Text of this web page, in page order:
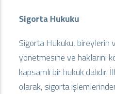
Sigorta Hukuku
Sigorta Hukuku, bireylerin
yönetmesine ve haklarını
kapsamlı bir hukuk
olarak, sigorta